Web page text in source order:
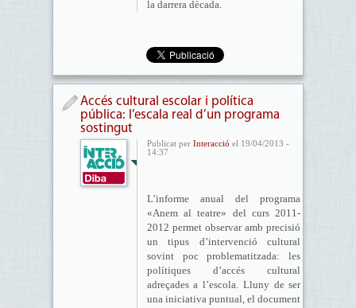
la darrera dècada.
Accés cultural escolar i política
pública: l’escala real d’un programa
sostingut
Publicat per Interacció el 19/04/2013 -
14:37
L’informe anual del programa
«Anem al teatre» del curs 2011-
2012 permet observar amb precisió
un tipus d’intervenció cultural
sovint poc problematitzada: les
polítiques d’accés cultural
adreçades a l’escola. Lluny de ser
una iniciativa puntual, el document